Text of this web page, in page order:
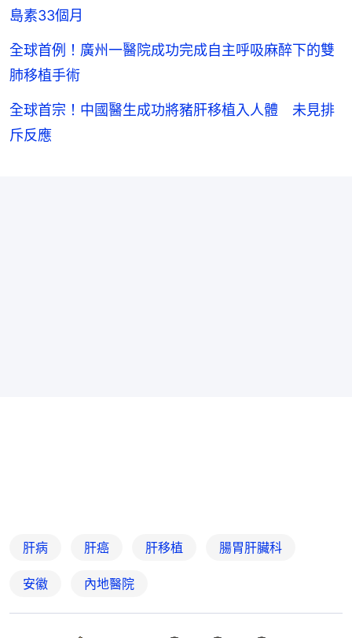
島素33個月
全球首例！廣州一醫院成功完成自主呼吸麻醉下的雙
肺移植手術
全球首宗！中國醫生成功將豬肝移植入人體 未見排
斥反應
肝病 肝癌 肝移植 腸胃肝臟科
安徽 內地醫院